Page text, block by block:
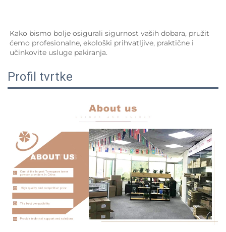
Kako bismo bolje osigurali sigurnost vaših dobara, pružit
ćemo profesionalne, ekološki prihvatljive, praktične i
učinkovite usluge pakiranja.
Profil tvrtke